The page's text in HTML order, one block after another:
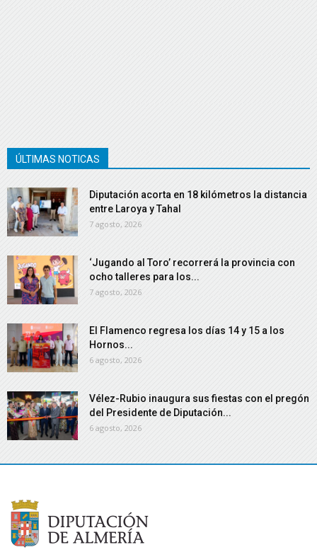
ÚLTIMAS NOTICAS
Diputación acorta en 18 kilómetros la distancia
entre Laroya y Tahal
7 agosto, 2026
‘Jugando al Toro’ recorrerá la provincia con
ocho talleres para los...
7 agosto, 2026
El Flamenco regresa los días 14 y 15 a los
Hornos...
6 agosto, 2026
Vélez-Rubio inaugura sus fiestas con el pregón
del Presidente de Diputación...
6 agosto, 2026